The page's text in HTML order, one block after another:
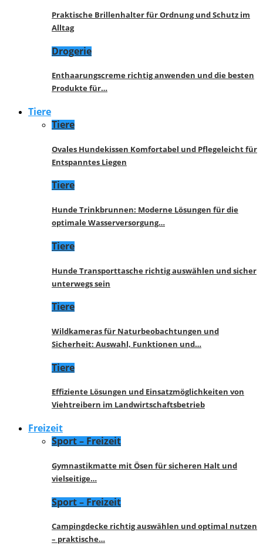
Praktische Brillenhalter für Ordnung und Schutz im
Alltag
Drogerie
Enthaarungscreme richtig anwenden und die besten
Produkte für…
Tiere
Tiere
Ovales Hundekissen Komfortabel und Pflegeleicht für
Entspanntes Liegen
Tiere
Hunde Trinkbrunnen: Moderne Lösungen für die
optimale Wasserversorgung…
Tiere
Hunde Transporttasche richtig auswählen und sicher
unterwegs sein
Tiere
Wildkameras für Naturbeobachtungen und
Sicherheit: Auswahl, Funktionen und…
Tiere
Effiziente Lösungen und Einsatzmöglichkeiten von
Viehtreibern im Landwirtschaftsbetrieb
Freizeit
Sport – Freizeit
Gymnastikmatte mit Ösen für sicheren Halt und
vielseitige…
Sport – Freizeit
Campingdecke richtig auswählen und optimal nutzen
– praktische…